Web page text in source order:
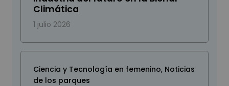
Climática
1 julio 2026
Ciencia y Tecnología en femenino, Noticias
de los parques